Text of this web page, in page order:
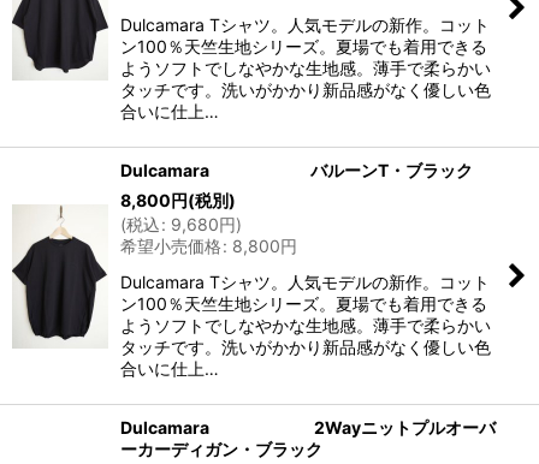
Dulcamara Tシャツ。人気モデルの新作。コット
ン100％天竺生地シリーズ。夏場でも着用できる
ようソフトでしなやかな生地感。薄手で柔らかい
タッチです。洗いがかかり新品感がなく優しい色
合いに仕上…
Dulcamara バルーンT・ブラック
8,800円(税別)
(税込: 9,680円)
希望小売価格: 8,800円
Dulcamara Tシャツ。人気モデルの新作。コット
ン100％天竺生地シリーズ。夏場でも着用できる
ようソフトでしなやかな生地感。薄手で柔らかい
タッチです。洗いがかかり新品感がなく優しい色
合いに仕上…
Dulcamara 2Wayニットプルオーバ
ーカーディガン・ブラック